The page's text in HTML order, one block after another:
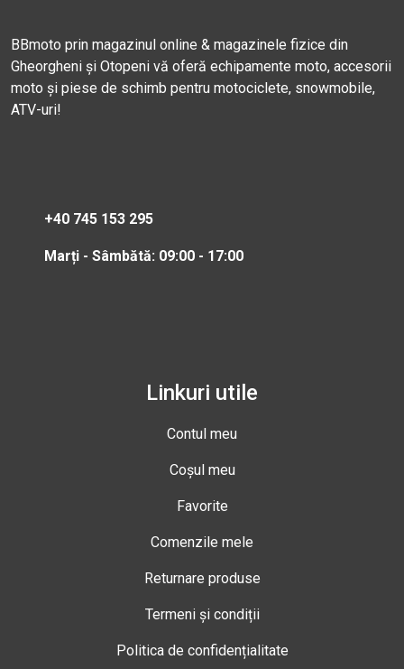
BBmoto prin magazinul online & magazinele fizice din
Gheorgheni și Otopeni vă oferă echipamente moto, accesorii
moto și piese de schimb pentru motociclete, snowmobile,
ATV-uri!
+40 745 153 295
Marți - Sâmbătă: 09:00 - 17:00
Linkuri utile
Contul meu
Coșul meu
Favorite
Comenzile mele
Returnare produse
Termeni și condiții
Politica de confidențialitate